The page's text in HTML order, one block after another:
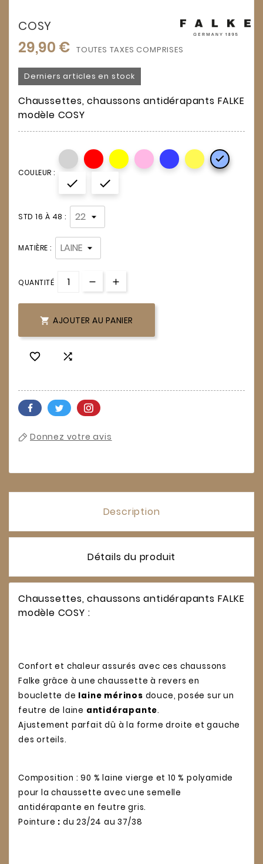
COSY
29,90 € TOUTES TAXES COMPRISES
Derniers articles en stock
Chaussettes, chaussons antidérapants FALKE
modèle COSY
COULEUR :

 
STD 16 À 48 :
MATIÈRE :
QUANTITÉ
 AJOUTER AU PANIER
 
Donnez votre avis
Description
Détails du produit
Chaussettes, chaussons antidérapants FALKE
modèle COSY :
Confort et chaleur assurés avec ces chaussons
Falke grâce à une chaussette à revers en
bouclette de laine mérinos douce, posée sur un
feutre de laine antidérapante.
Ajustement parfait dû à la forme droite et gauche
des orteils.
Composition : 90 % laine vierge et 10 % polyamide
pour la chaussette avec une semelle
antidérapante en feutre gris.
Pointure : du 23/24 au 37/38